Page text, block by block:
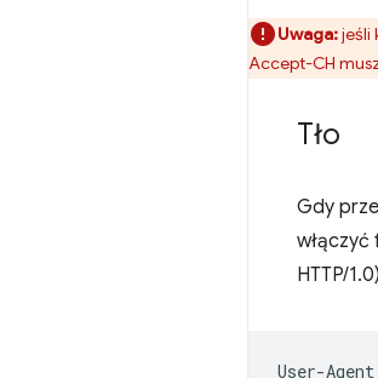
Uwaga:jeśli
Accept-CH
Tło
Gdy
włączyć
HTTP/